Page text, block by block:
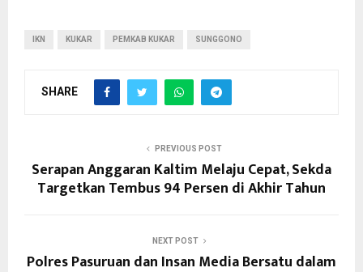
IKN KUKAR PEMKAB KUKAR SUNGGONO
SHARE
PREVIOUS POST
Serapan Anggaran Kaltim Melaju Cepat, Sekda
Targetkan Tembus 94 Persen di Akhir Tahun
NEXT POST
Polres Pasuruan dan Insan Media Bersatu dalam